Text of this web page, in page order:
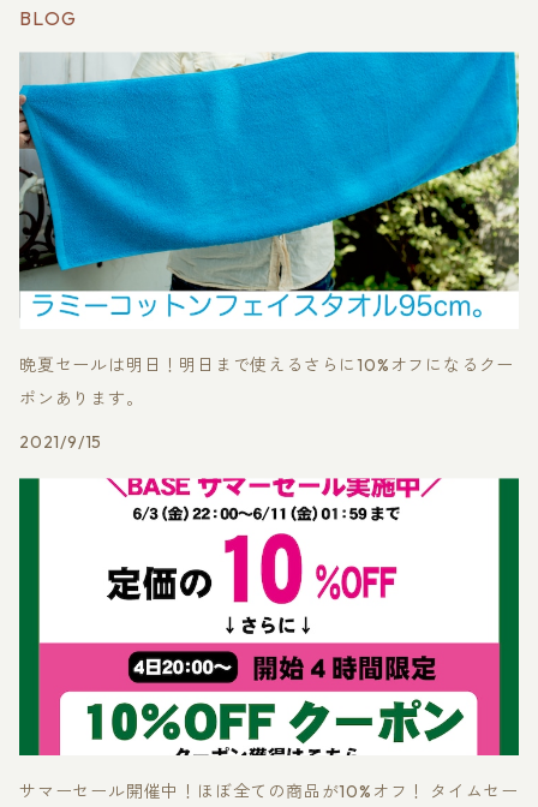
BLOG
晩夏セールは明日！明日まで使えるさらに10%オフになるクー
ポンあります。
2021/9/15
サマーセール開催中！ほぼ全ての商品が10%オフ！ タイムセー